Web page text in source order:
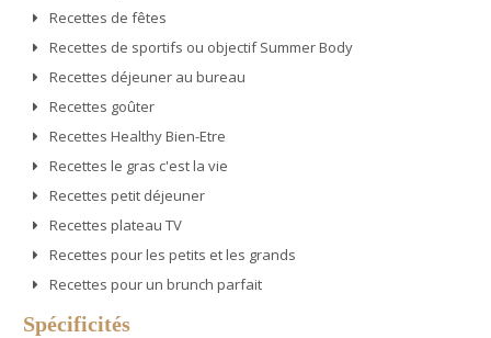
Recettes de fêtes
Recettes de sportifs ou objectif Summer Body
Recettes déjeuner au bureau
Recettes goûter
Recettes Healthy Bien-Etre
Recettes le gras c'est la vie
Recettes petit déjeuner
Recettes plateau TV
Recettes pour les petits et les grands
Recettes pour un brunch parfait
Spécificités